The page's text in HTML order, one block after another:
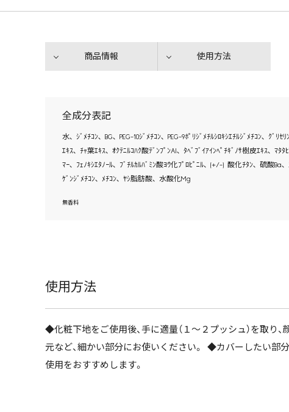
商品情報 使用方法
全成分表記
水､ ｼﾞﾒﾁｺﾝ､ BG､ PEG-10ｼﾞﾒﾁｺﾝ､ PEG-9ﾎﾟﾘｼﾞﾒﾁﾙｼﾛｷｼｴﾁﾙｼﾞﾒﾁｺﾝ､ ｸﾞ
ｴｷｽ､ ﾁｬ葉ｴｷｽ､ ｵｸﾃﾆﾙｺﾊｸ酸ﾃﾞﾝﾌﾟﾝAl､ ﾀﾍﾞﾌﾞｲｱｲﾝﾍﾟﾁｷﾞﾉｻ樹皮ｴｷｽ､ ﾏﾀ
ﾏｰ､ ﾌｪﾉｷｼｴﾀﾉｰﾙ､ ﾌﾞﾁﾙｶﾙﾊﾞﾐﾝ酸ﾖｳ化ﾌﾟﾛﾋﾟﾆﾙ､ (+/-) 酸化ﾁﾀﾝ､ 硫酸Ba
ｹﾞﾝｼﾞﾒﾁｺﾝ､ ﾒﾁｺﾝ､ ﾔｼ脂肪酸､ 水酸化Mg
無香料
使用方法
◆化粧下地をご使用後、手に適量（１～２プッシュ）を取り
元など、細かい部分にお使いください。 ◆カバーしたい部
使用をおすすめします。